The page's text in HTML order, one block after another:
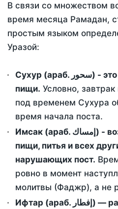
В связи со множеством
время месяца Рамадан,
простым языком
Уразой:
Сухур (араб. سحور) - это утренний прием
пищи. Условно,
под временем Сухура
время начала поста.
Имсак (араб. إمساك) - воздержание от приема
пищи, питья и всех
нарушающих пост.
ровно в момент
молитвы (Фаджр), а не
Ифтар (араб. إفطار) — разговение - это